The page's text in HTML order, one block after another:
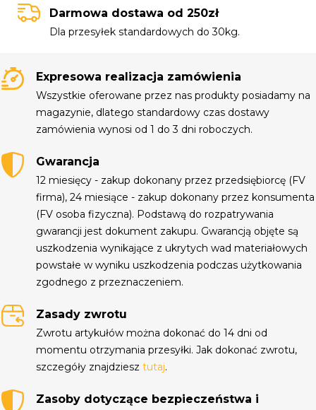
Darmowa dostawa od 250zł
Dla przesyłek standardowych do 30kg.
Expresowa realizacja zamówienia
Wszystkie oferowane przez nas produkty posiadamy na
magazynie, dlatego standardowy czas dostawy
zamówienia wynosi od 1 do 3 dni roboczych.
Gwarancja
12 miesięcy - zakup dokonany przez przedsiębiorcę (FV
firma), 24 miesiące - zakup dokonany przez konsumenta
(FV osoba fizyczna). Podstawą do rozpatrywania
gwarancji jest dokument zakupu. Gwarancją objęte są
uszkodzenia wynikające z ukrytych wad materiałowych
powstałe w wyniku uszkodzenia podczas użytkowania
zgodnego z przeznaczeniem.
Zasady zwrotu
Zwrotu artykułów można dokonać do 14 dni od
momentu otrzymania przesyłki. Jak dokonać zwrotu,
szczegóły znajdziesztutaj.
Zasoby dotyczące bezpieczeństwa i